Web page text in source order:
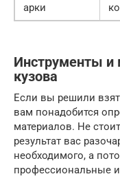
арки
Инструменты и
кузова
Если вы решили
вам понадобится
материалов. Не
результат вас
необходимого, а
профессиональные